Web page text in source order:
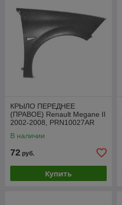
КРЫЛО ПЕРЕДНЕЕ
(ПРАВОЕ) Renault Megane II
2002-2008, PRN10027AR
В наличии
72 руб.
Купить